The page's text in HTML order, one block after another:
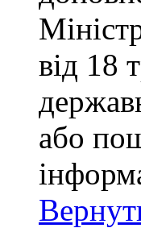
від 18
або